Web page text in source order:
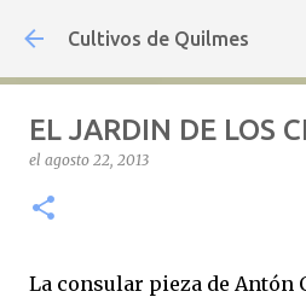
Ir al contenido
Cultivos de Quilmes
EL JARDIN DE LOS
el agosto 22, 2013
La consular pieza de Antón